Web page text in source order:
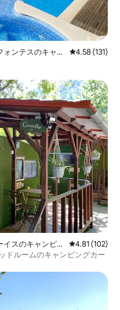
ンテスのキャン
レビュー131
4.58 (131)
スのキャンピン
レビュー102
4.81 (102)
ドルームのキャンピングカー